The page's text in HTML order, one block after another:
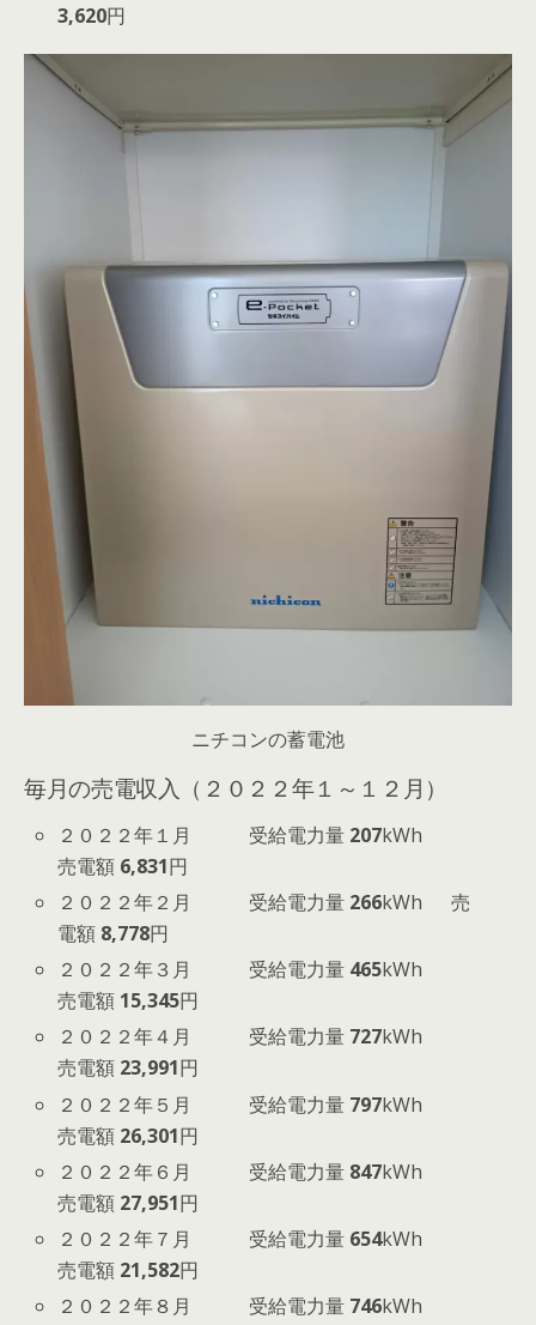
3,620円
ニチコンの蓄電池
毎月の売電収入（２０２２年１～１２月）
２０２２年１月 受給電力量 207kWh
売電額 6,831円
２０２２年２月 受給電力量 266kWh 売
電額 8,778円
２０２２年３月 受給電力量 465kWh
売電額 15,345円
２０２２年４月 受給電力量 727kWh
売電額 23,991円
２０２２年５月 受給電力量 797kWh
売電額 26,301円
２０２２年６月 受給電力量 847kWh
売電額 27,951円
２０２２年７月 受給電力量 654kWh
売電額 21,582円
２０２２年８月 受給電力量 746kWh